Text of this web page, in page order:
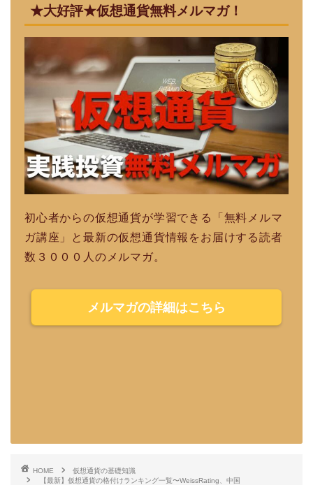
★大好評★仮想通貨無料メルマガ！
初心者からの仮想通貨が学習できる「無料メルマ
ガ講座」と最新の仮想通貨情報をお届けする読者
数３０００人のメルマガ。
メルマガの詳細はこちら
HOME
仮想通貨の基礎知識
【最新】仮想通貨の格付けランキング一覧〜WeissRating、中国